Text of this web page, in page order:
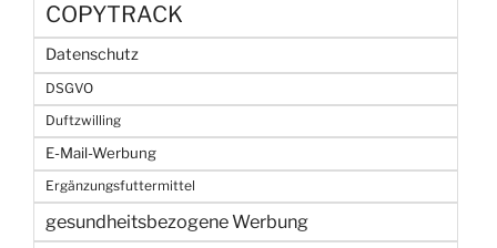
COPYTRACK
Datenschutz
DSGVO
Duftzwilling
E-Mail-Werbung
Ergänzungsfuttermittel
gesundheitsbezogene Werbung